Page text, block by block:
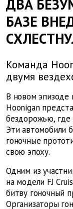
ДВА
БАЗЕ
Команда
двумя
В новом эпизоде
Hoonigan
бездорожью, где
Эти автомобили
гоночные
свою эпоху.
Одним из
на модели FJ
битву гоночный
Организаторы